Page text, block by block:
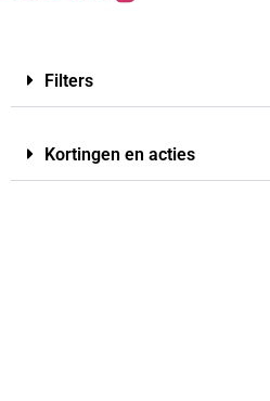
Filters
Kortingen en acties